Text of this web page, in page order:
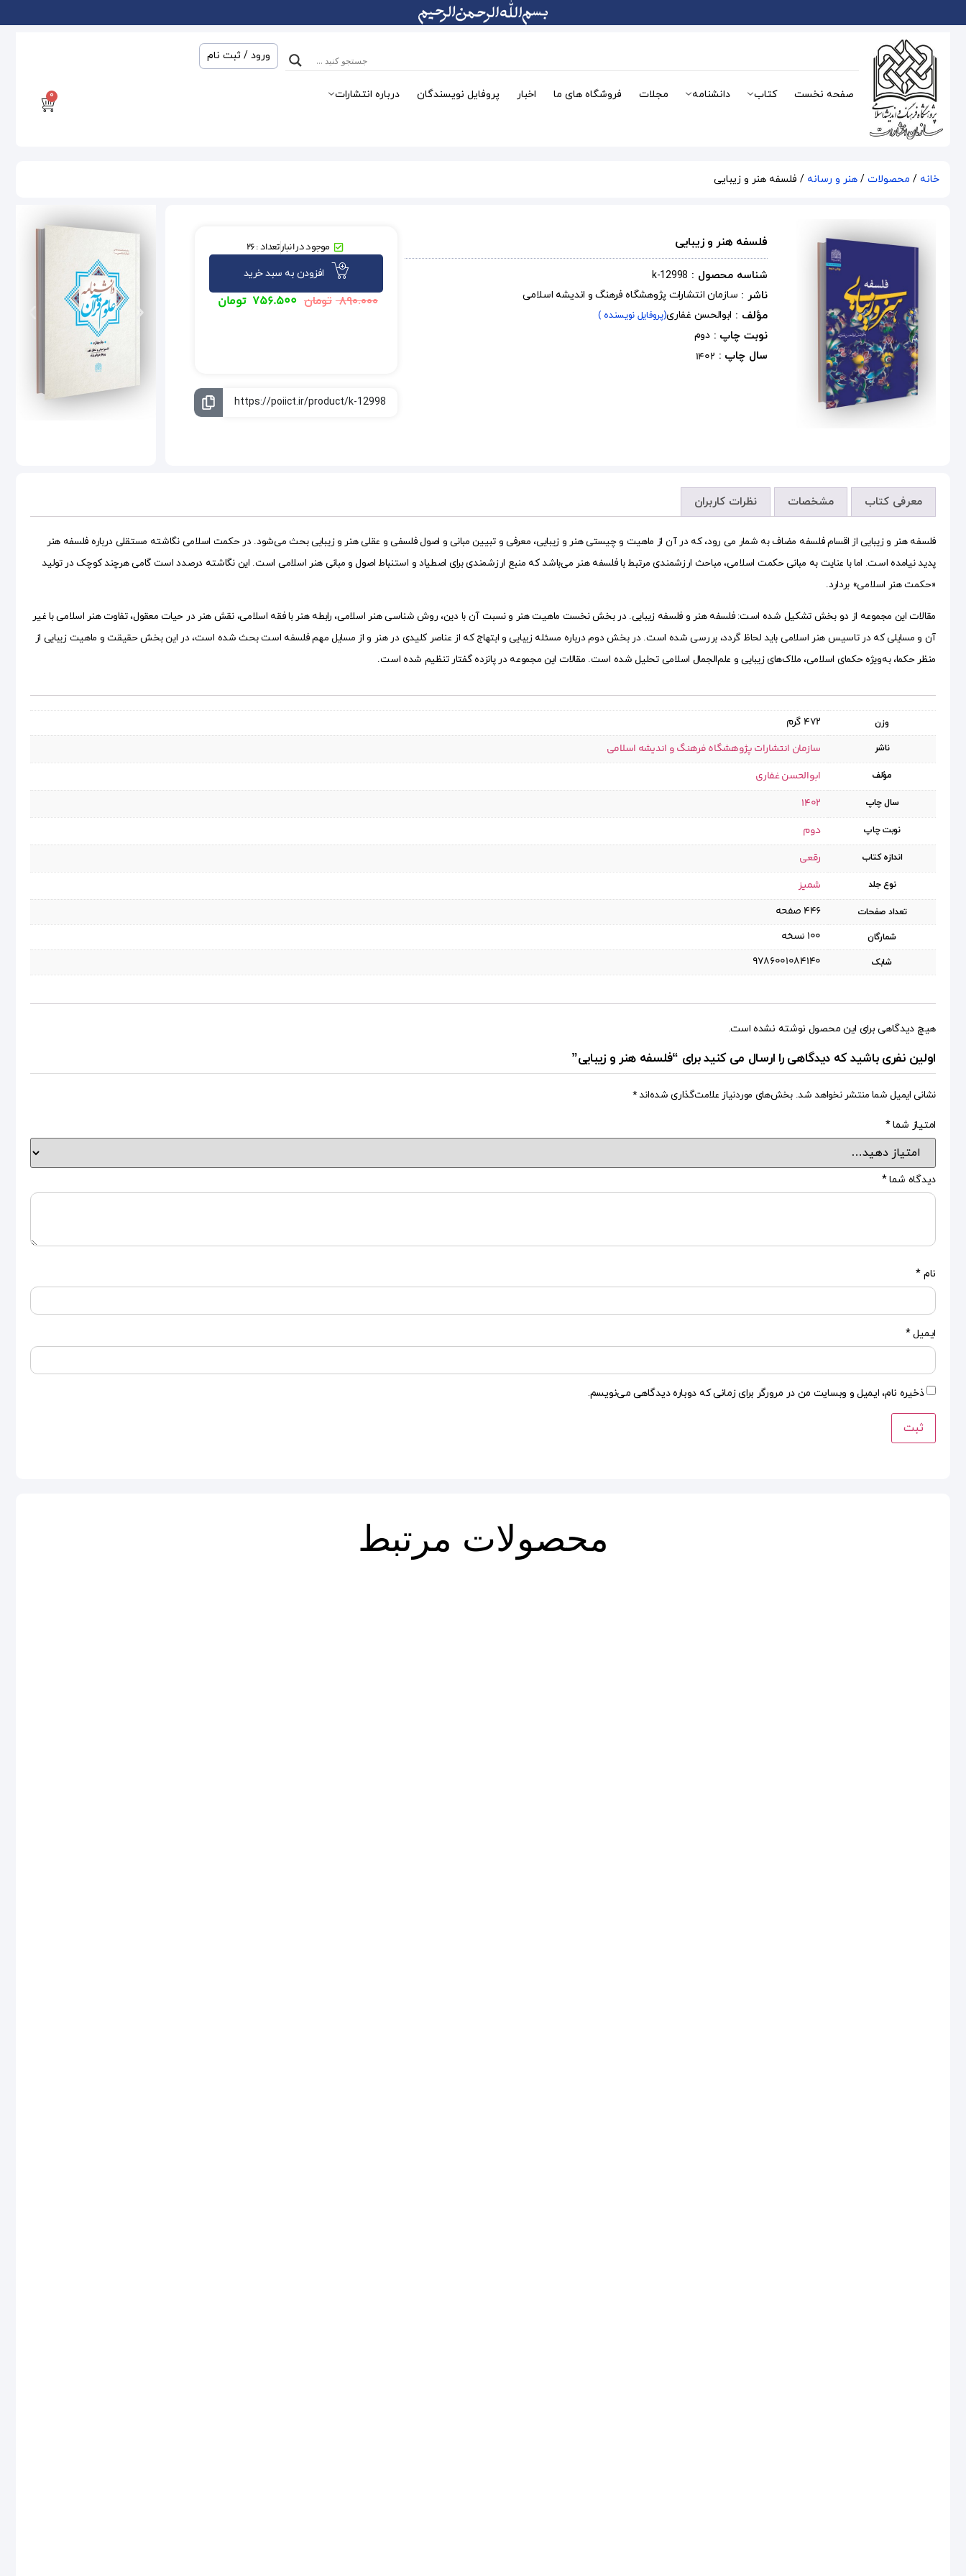
ورود / ثبت نام
صفحه نخست کتاب دانشنامه مجلات فروشگاه های ما اخبار پروفایل نویسندگان درباره انتشارات 0
خانه / محصولات / هنر و رسانه / فلسفه هنر و زیبایی
فلسفه هنر و زیبایی
شناسه محصول : k-12998
ناشر : سازمان انتشارات پژوهشگاه فرهنگ و اندیشه اسلامی
مؤلف : ابوالحسن غفاری(پروفایل نویسنده )
نوبت چاپ : دوم
سال چاپ : 1402
موجود در انبارتعداد : 26
افزودن به سبد خرید
۸۹۰.۰۰۰ تومان ۷۵۶.۵۰۰ تومان
معرفی کتاب مشخصات نظرات کاربران
فلسفه هنر و زیبایی از اقسام فلسفه مضاف به شمار می رود، که در آن از ماهیت و‌ چیستی‌ هنر و زیبایی، معرفی و تبیین مبانی‌ و اصول فلسفی و عقلی هنر و زیبایی بحث می‌شود. در حکمت اسلامی نگاشته مستقلی درباره فلسفه هنر
پدید نیامده است. اما با عنایت به مبانی حکمت اسلامی، مباحث ارزشمندی مرتبط با فلسفه هنر می‌باشد که منبع ارزشمندی برای اصطیاد و استنباط اصول و مبانی هنر اسلامی است. این نگاشته درصدد است گامی هرچند کوچک در تولید
«حکمت هنر اسلامی» بردارد.
مقالات این مجموعه از دو بخش تشکیل شده است: فلسفه هنر و فلسفه زیبایی. در بخش نخست ماهیت هنر و نسبت آن با دین، روش شناسی هنر اسلامی، رابطه هنر با فقه اسلامی، نقش هنر در حیات معقول، تفاوت هنر اسلامی با غیر
آن و مسایلی که در تاسیس هنر اسلامی باید لحاظ گردد، بررسی شده است. در بخش دوم درباره مسئله زیبایی و ابتهاج که از عناصر کلیدی در هنر و از مسایل مهم فلسفه است بحث شده است، در این بخش حقیقت و ماهیت زیبایی از
منظر حکما، به‌ویژه حکمای اسلامی، ملاک‌های زیبایی و علم‌الجمال اسلامی تحلیل شده است. مقالات این مجموعه در پانزده گفتار تنظیم شده است.
وزن 472 گرم
ناشر سازمان انتشارات پژوهشگاه فرهنگ و اندیشه اسلامی
مؤلف ابوالحسن غفاری
سال چاپ 1402
نوبت چاپ دوم
اندازه کتاب رقعی
نوع جلد شمیز
تعداد صفحات ۴۴۶ صفحه
شمارگان ۱۰۰ نسخه
شابک 9786001084140
هیچ دیدگاهی برای این محصول نوشته نشده است.
اولین نفری باشید که دیدگاهی را ارسال می کنید برای “فلسفه هنر و زیبایی”
نشانی ایمیل شما منتشر نخواهد شد. بخش‌های موردنیاز علامت‌گذاری شده‌اند*
امتیاز شما*
دیدگاه شما*
نام *
ایمیل*
ذخیره نام، ایمیل و وبسایت من در مرورگر برای زمانی که دوباره دیدگاهی می‌نویسم.
محصولات مرتبط